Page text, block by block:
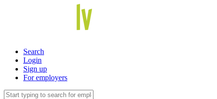
Search
Login
Sign up
For employers